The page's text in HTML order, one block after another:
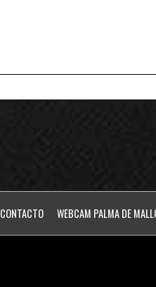
CONTACTO WEBCAM PALMA DE